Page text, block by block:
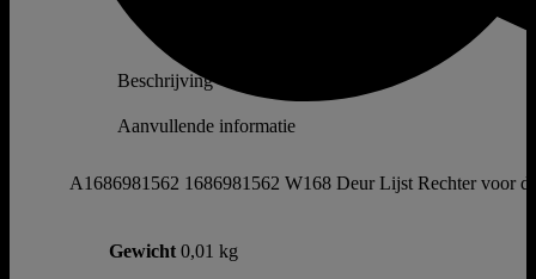
Beschrijving
Aanvullende informatie
A1686981562 1686981562 W168 Deur Lijst Rechter voor
Gewicht 0,01 kg